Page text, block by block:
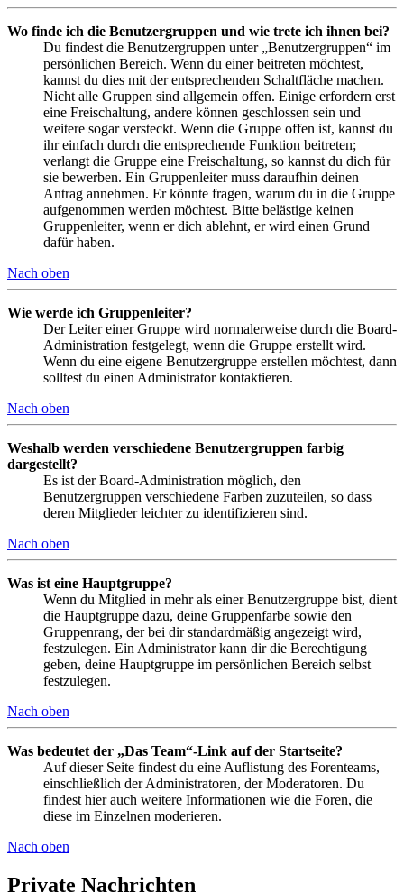
Wo finde ich die Benutzergruppen und wie trete ich ihnen bei?
Du findest die Benutzergruppen unter „Benutzergruppen“ im
persönlichen Bereich. Wenn du einer beitreten möchtest,
kannst du dies mit der entsprechenden Schaltfläche machen.
Nicht alle Gruppen sind allgemein offen. Einige erfordern erst
eine Freischaltung, andere können geschlossen sein und
weitere sogar versteckt. Wenn die Gruppe offen ist, kannst du
ihr einfach durch die entsprechende Funktion beitreten;
verlangt die Gruppe eine Freischaltung, so kannst du dich für
sie bewerben. Ein Gruppenleiter muss daraufhin deinen
Antrag annehmen. Er könnte fragen, warum du in die Gruppe
aufgenommen werden möchtest. Bitte belästige keinen
Gruppenleiter, wenn er dich ablehnt, er wird einen Grund
dafür haben.
Nach oben
Wie werde ich Gruppenleiter?
Der Leiter einer Gruppe wird normalerweise durch die Board-
Administration festgelegt, wenn die Gruppe erstellt wird.
Wenn du eine eigene Benutzergruppe erstellen möchtest, dann
solltest du einen Administrator kontaktieren.
Nach oben
Weshalb werden verschiedene Benutzergruppen farbig
dargestellt?
Es ist der Board-Administration möglich, den
Benutzergruppen verschiedene Farben zuzuteilen, so dass
deren Mitglieder leichter zu identifizieren sind.
Nach oben
Was ist eine Hauptgruppe?
Wenn du Mitglied in mehr als einer Benutzergruppe bist, dient
die Hauptgruppe dazu, deine Gruppenfarbe sowie den
Gruppenrang, der bei dir standardmäßig angezeigt wird,
festzulegen. Ein Administrator kann dir die Berechtigung
geben, deine Hauptgruppe im persönlichen Bereich selbst
festzulegen.
Nach oben
Was bedeutet der „Das Team“-Link auf der Startseite?
Auf dieser Seite findest du eine Auflistung des Forenteams,
einschließlich der Administratoren, der Moderatoren. Du
findest hier auch weitere Informationen wie die Foren, die
diese im Einzelnen moderieren.
Nach oben
Private Nachrichten